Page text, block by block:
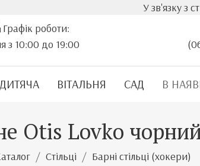
У зв'язку з стрімким
Графік роботи:
з 10:00 до 19:00
ДИТЯЧА ВІТАЛЬНЯ САД В
Otis Lovko
Стільці Барні стільці (хокери)